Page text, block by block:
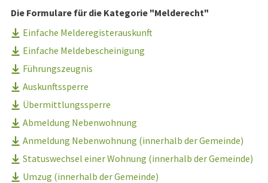
Die Formulare für die Kategorie "Melderecht"
Einfache Melderegisterauskunft
Einfache Meldebescheinigung
Führungszeugnis
Auskunftssperre
Übermittlungssperre
Abmeldung Nebenwohnung
Anmeldung Nebenwohnung (innerhalb der Gemeinde)
Statuswechsel einer Wohnung (innerhalb der Gemeinde)
Umzug (innerhalb der Gemeinde)